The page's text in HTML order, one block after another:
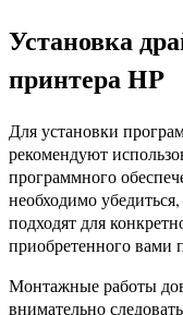
Установка
принтера HP
Для установки
рекомендуют
программного
необходимо
подходят для
приобретенного вами
Монтажные работы
внимательно